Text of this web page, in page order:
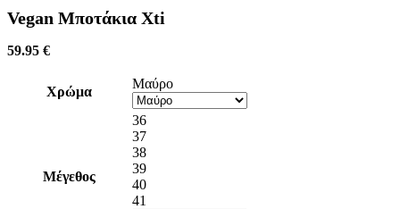
Vegan Μποτάκια Xti
59.95 €
Χρώμα
Μαύρο
Μέγεθος
36
37
38
39
40
41